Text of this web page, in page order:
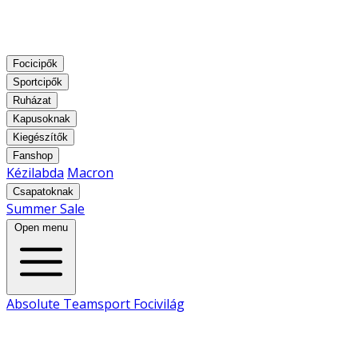
Focicipők
Sportcipők
Ruházat
Kapusoknak
Kiegészítők
Fanshop
Kézilabda Macron
Csapatoknak
Summer Sale
Open menu
Absolute Teamsport Focivilág